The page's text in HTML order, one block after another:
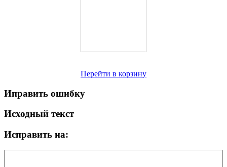
Перейти в корзину
Иправить ошибку
Исходный текст
Исправить на: